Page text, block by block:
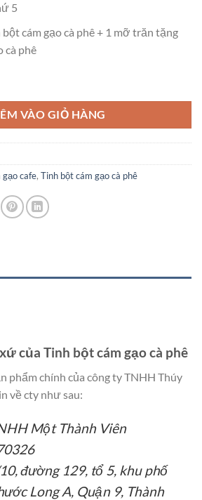
5
cám gạo cà phê + 1 mỡ trăn tặng
cà phê
VÀO GIỎ HÀNG
gạo cafe, Tinh bột cám gạo cà phê
của Tinh bột cám gạo cà phê
phẩm chính của công ty TNHH Thúy
về cty như sau:
Một Thành Viên
đường 129, tổ 5, khu phố
Long A, Quận 9, Thành